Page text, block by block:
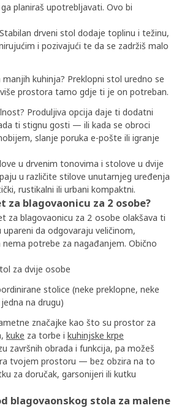
planiraš upotrebljavati. Ovo bi
drveni stol dodaje toplinu i težinu,
i pozivajući te da se zadržiš malo
kuhinja? Preklopni stol uredno se
prostora tamo gdje ti je on potreban.
Produljiva opcija daje ti dodatni
ti stignu gosti — ili kada se obroci
slanje poruka e-pošte ili igranje
u drvenim tonovima i stolove u dvije
u različite stilove unutarnjeg uređenja
rustikalni ili urbani kompaktni.
za blagovaonicu za 2 osobe?
za blagovaonicu za 2 osobe olakšava ti
da odgovaraju veličinom,
potrebe za nagađanjem. Obično
za dvije osobe
stolice (neke preklopne, neke
na drugu)
značajke kao što su prostor za
kuke za torbe i kuhinjske krpe
završnih obrada i funkcija, pa možeš
tvojem prostoru — bez obzira na to
za doručak, garsonijeri ili kutku
blagovaonskog stola za malene